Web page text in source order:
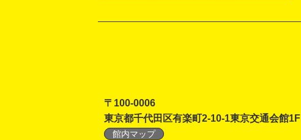
〒100-0006
東京都千代田区有楽町2-10-1東京交通会館1F
館内マップ